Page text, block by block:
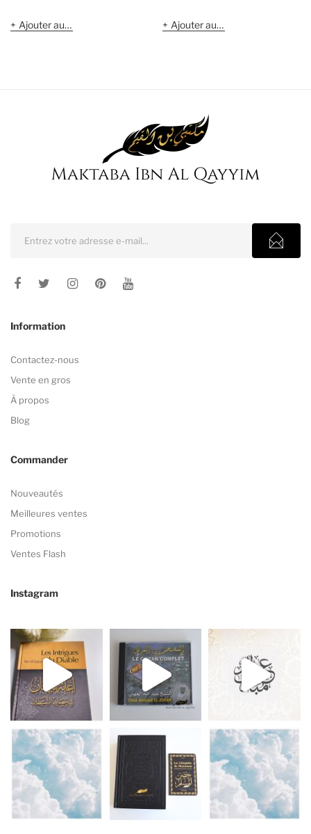
Ajouter au panier Ajouter au panier
Information
Contactez-nous
Vente en gros
À propos
Blog
Commander
Nouveautés
Meilleures ventes
Promotions
Ventes Flash
Instagram